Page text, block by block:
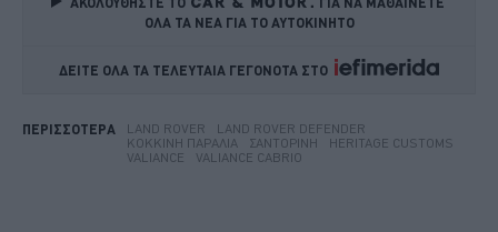
ΟΛΑ ΤΑ ΝΕΑ ΓΙΑ ΤΟ ΑΥΤΟΚΙΝΗΤΟ
ΔΕΙΤΕ ΟΛΑ ΤΑ ΤΕΛΕΥΤΑΙΑ ΓΕΓΟΝΟΤΑ ΣΤΟ
ΠΕΡΙΣΣΟΤΕΡΑ LAND ROVER
LAND ROVER DEFENDER
ΚΌΚΚΙΝΗ ΠΑΡΑΛΊΑ
ΣΑΝΤΟΡΊΝΗ
HERITAGE CUSTOMS
VALIANCE
VALIANCE CABRIO